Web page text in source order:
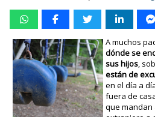
A muchos
dónde se
sus hijos,
están de
en el día a
fuera de
que mandan